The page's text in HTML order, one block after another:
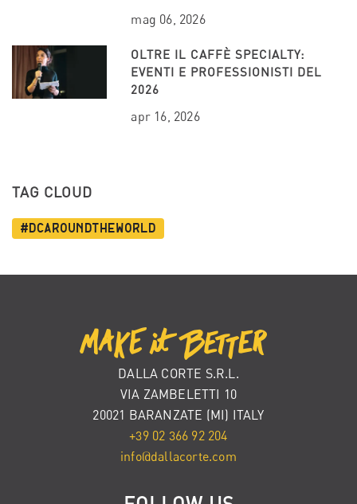
mag 06, 2026
OLTRE IL CAFFÈ SPECIALTY:
EVENTI E PROFESSIONISTI DEL
2026
apr 16, 2026
TAG CLOUD
#dcaroundtheworld
DALLA CORTE S.R.L.
VIA ZAMBELETTI 10
20021 BARANZATE (MI) ITALY
+39 02 366 92 204
info@dallacorte.com